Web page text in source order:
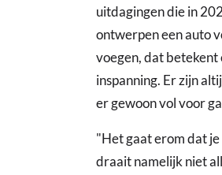
uitdagingen die in
ontwerpen een auto
voegen, dat
inspanning. Er zijn
er gewoon vol voor
"Het gaat erom dat
draait namelijk niet